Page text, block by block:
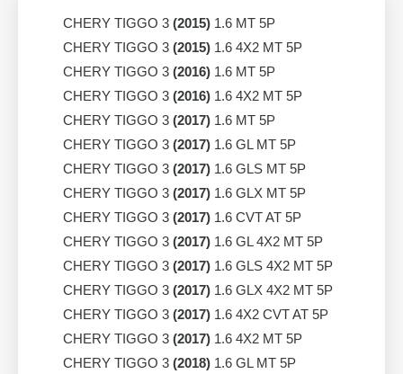
CHERY TIGGO 3 (2015) 1.6 MT 5P
CHERY TIGGO 3 (2015) 1.6 4X2 MT 5P
CHERY TIGGO 3 (2016) 1.6 MT 5P
CHERY TIGGO 3 (2016) 1.6 4X2 MT 5P
CHERY TIGGO 3 (2017) 1.6 MT 5P
CHERY TIGGO 3 (2017) 1.6 GL MT 5P
CHERY TIGGO 3 (2017) 1.6 GLS MT 5P
CHERY TIGGO 3 (2017) 1.6 GLX MT 5P
CHERY TIGGO 3 (2017) 1.6 CVT AT 5P
CHERY TIGGO 3 (2017) 1.6 GL 4X2 MT 5P
CHERY TIGGO 3 (2017) 1.6 GLS 4X2 MT 5P
CHERY TIGGO 3 (2017) 1.6 GLX 4X2 MT 5P
CHERY TIGGO 3 (2017) 1.6 4X2 CVT AT 5P
CHERY TIGGO 3 (2017) 1.6 4X2 MT 5P
CHERY TIGGO 3 (2018) 1.6 GL MT 5P